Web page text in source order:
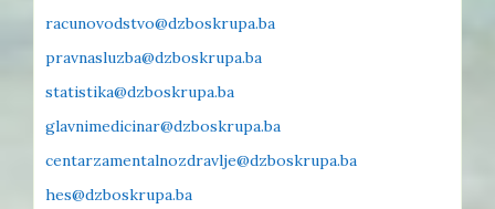
racunovodstvo@dzboskrupa.ba
pravnasluzba@dzboskrupa.ba
statistika@dzboskrupa.ba
glavnimedicinar@dzboskrupa.ba
centarzamentalnozdravlje@dzboskrupa.ba
hes@dzboskrupa.ba